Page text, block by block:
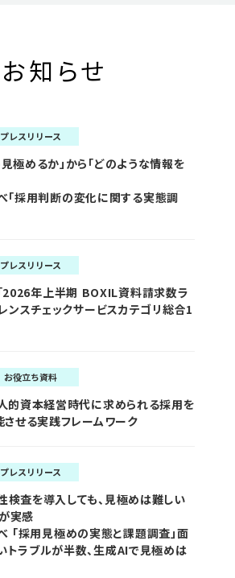
お知らせ
プレスリリース
極めるか」から「どのような情報を
採用判断の変化に関する実態調
プレスリリース
年上半期 BOXIL資料請求数ラ
ンスチェックサービスカテゴリ総合1
お役立ち資料
人的資本経営時代に求められる採用を
させる実践フレームワーク
プレスリリース
検査を導入しても、見極めは難しい
実感
採用見極めの実態と課題調査」面
トラブルが半数、生成AIで見極めは